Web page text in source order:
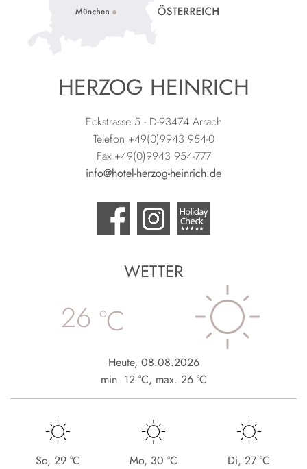
HERZOG HEINRICH
Eckstrasse 5 - D-93474 Arrach
Telefon +49(0)9943 954-0
Fax +49(0)9943 954-777
info@hotel-herzog-heinrich.de
WETTER
26 °C
Heute, 08.08.2026
min. 12 °C, max. 26 °C
So,29 °C Mo, 30 °C Di,27 °C